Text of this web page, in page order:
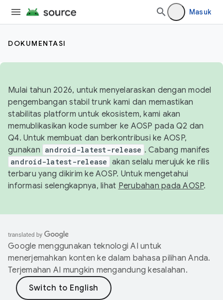
Masuk
DOKUMENTASI
Mulai tahun 2026, untuk menyelaraskan dengan model
pengembangan stabil trunk kami dan memastikan
stabilitas platform untuk ekosistem, kami akan
memublikasikan kode sumber ke AOSP pada Q2 dan
Q4. Untuk membuat dan berkontribusi ke AOSP,
gunakan android-latest-release . Cabang manifes
android-latest-release akan selalu merujuk ke rilis
terbaru yang dikirim ke AOSP. Untuk mengetahui
informasi selengkapnya, lihat Perubahan pada AOSP.
Google menggunakan teknologi AI untuk
menerjemahkan konten ke dalam bahasa pilihan Anda.
Terjemahan AI mungkin mengandung kesalahan.